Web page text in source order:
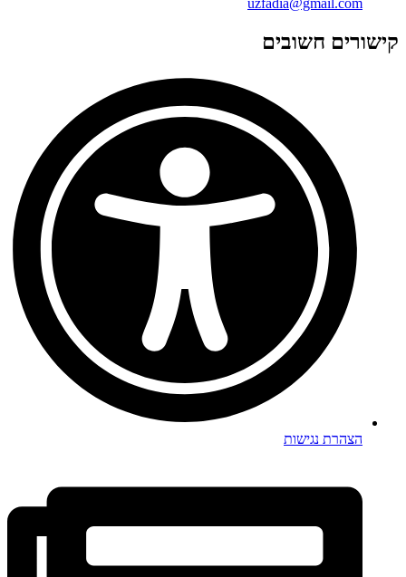
קישורים חשובים
הצהרת נגישות